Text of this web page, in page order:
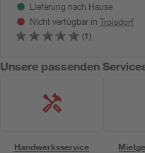
Lieferung nach Hause
Nicht verfügbar in Troisdorf
(1)
Unsere passenden
Handwerksservice